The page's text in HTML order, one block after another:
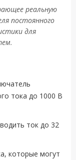
реальную
постоянного
для
тока до 1000 В
ток до 32
которые могут